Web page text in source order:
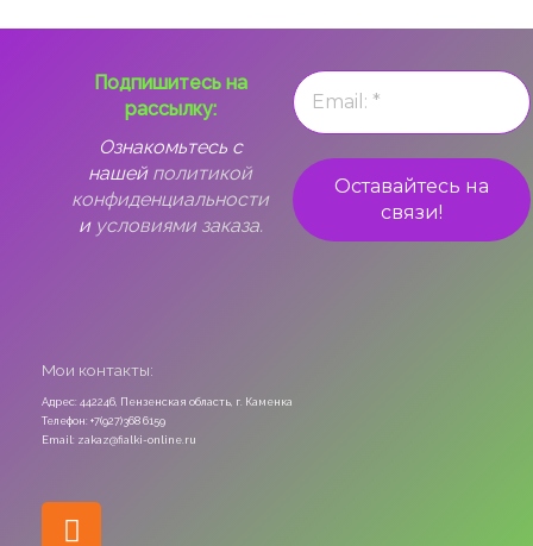
Подпишитесь на
рассылку:
Ознакомьтесь с
нашей политикой
конфиденциальности
и условиями заказа.
Мои контакты:
Адрес: 442246, Пензенская область, г. Каменка
Телефон: +7(927)368 6159
Email: zakaz@fialki-online.ru
Odnoklassniki
Vk
Instagram
Viber
Whatsapp